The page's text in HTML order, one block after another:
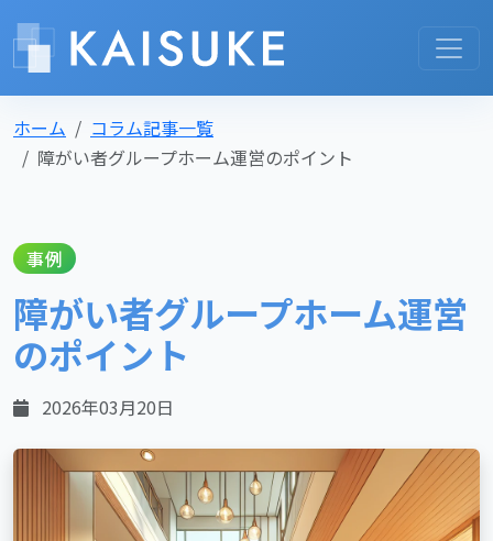
ホーム
コラム記事一覧
障がい者グループホーム運営のポイント
事例
障がい者グループホーム運営
のポイント
2026年03月20日